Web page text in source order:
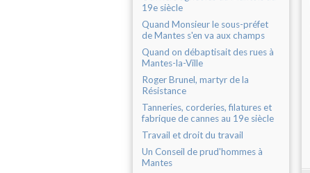
19e siècle
Quand Monsieur le sous-préfet
de Mantes s'en va aux champs
Quand on débaptisait des rues à
Mantes-la-Ville
Roger Brunel, martyr de la
Résistance
Tanneries, corderies, filatures et
fabrique de cannes au 19e siècle
Travail et droit du travail
Un Conseil de prud'hommes à
Mantes